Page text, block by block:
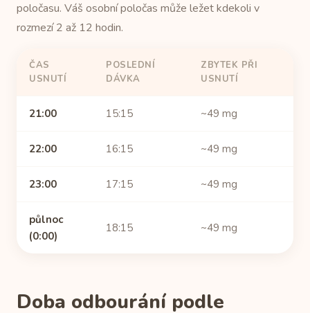
poločasu. Váš osobní poločas může ležet kdekoli v
rozmezí 2 až 12 hodin.
ČAS
USNUTÍ
POSLEDNÍ
DÁVKA
ZBYTEK PŘI
USNUTÍ
21:00 15:15 ~49 mg
22:00 16:15 ~49 mg
23:00 17:15 ~49 mg
půlnoc
(0:00)
18:15 ~49 mg
Doba odbourání podle